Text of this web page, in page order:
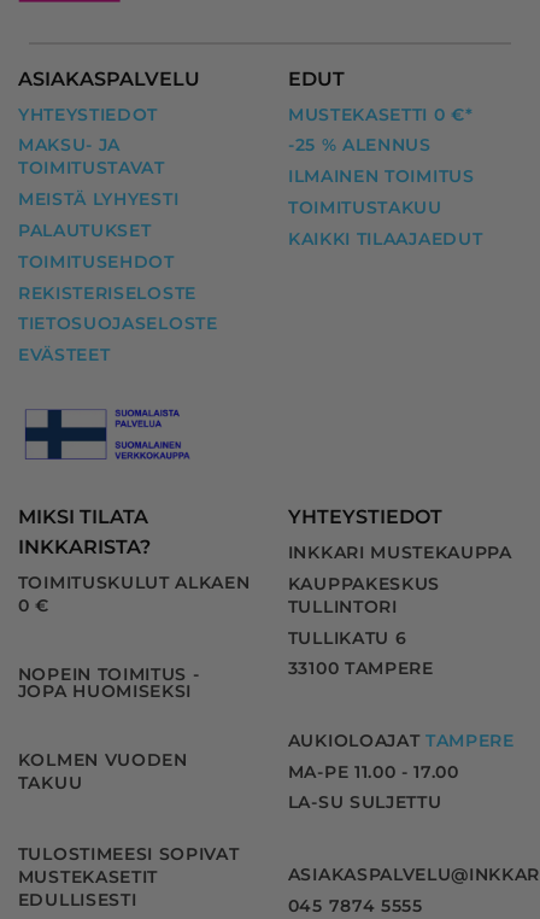
ASIAKASPALVELU
YHTEYSTIEDOT
MAKSU- JA
TOIMITUSTAVAT
MEISTÄ LYHYESTI
PALAUTUKSET
TOIMITUSEHDOT
REKISTERISELOSTE
TIETOSUOJASELOSTE
EVÄSTEET
EDUT
MUSTEKASETTI 0 €*
-25 % ALENNUS
ILMAINEN TOIMITUS
TOIMITUSTAKUU
KAIKKI TILAAJAEDUT
MIKSI TILATA
INKKARISTA?
TOIMITUSKULUT ALKAEN
0 €
NOPEIN TOIMITUS -
JOPA HUOMISEKSI
KOLMEN VUODEN
TAKUU
TULOSTIMEESI SOPIVAT
MUSTEKASETIT
EDULLISESTI
YHTEYSTIEDOT
INKKARI MUSTEKAUPPA
KAUPPAKESKUS
TULLINTORI
TULLIKATU 6
33100 TAMPERE
AUKIOLOAJAT TAMPERE
MA-PE 11.00 - 17.00
LA-SU SULJETTU
045 7874 5555